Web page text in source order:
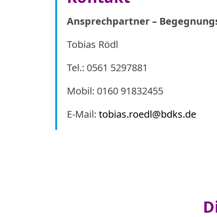
Ansprechpartner –
Tobias Rödl
Tel.: 0561 5297881
Mobil: 0160 91832455
E-Mail: tobias.roedl@bdks.de